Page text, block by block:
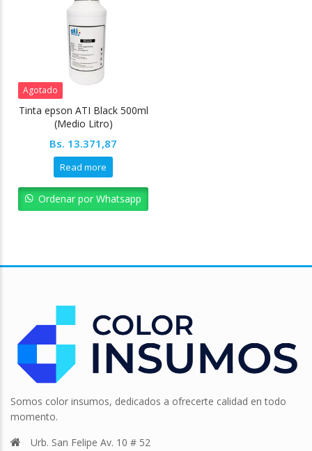
Agotado
Tinta epson ATI Black 500ml
(Medio Litro)
Bs. 13.371,87
Read more
Ordenar por Whatsapp
Somos color insumos, dedicados a ofrecerte calidad en todo
momento.
Urb. San Felipe Av. 10 # 52